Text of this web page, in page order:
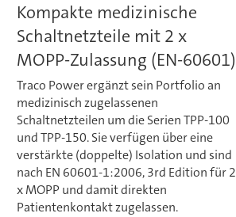
Kompakte medizinische
Schaltnetzteile mit 2 x
MOPP-Zulassung (EN-60601)
Traco Power ergänzt sein Portfolio an
medizinisch zugelassenen
Schaltnetzteilen um die Serien TPP-100
und TPP-150. Sie verfügen über eine
verstärkte (doppelte) Isolation und sind
nach EN 60601-1:2006, 3rd Edition für 2
x MOPP und damit direkten
Patientenkontakt zugelassen.